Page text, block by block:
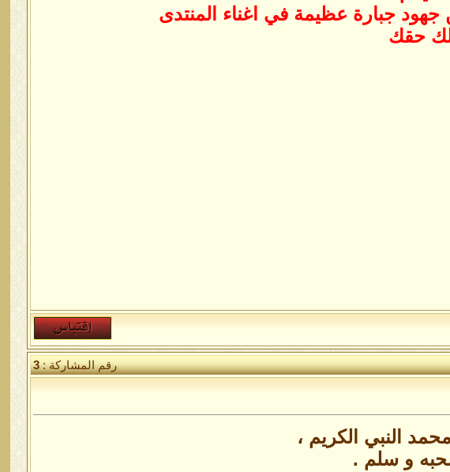
جهود جبارة عظيمة في اغناء المنتدى
حقك
رقم المشاركة :3
النبي الكريم ،
و سلم .